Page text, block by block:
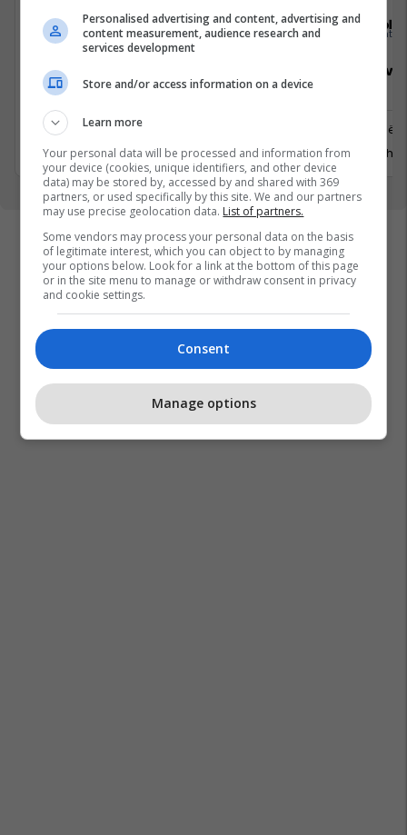
Elkos Group
Specialist Mishi (Kasap)
Ferizaj
3 Gusht 2026
Sales
Prishtinë
29 Gusht
Personalised advertising and content, advertising and
content measurement, audience research and
services development
Store and/or access information on a device
Learn more
Your personal data will be processed and information from
your device (cookies, unique identifiers, and other device
data) may be stored by, accessed by and shared with 369
partners, or used specifically by this site. We and our partners
may use precise geolocation data. List of partners.
Some vendors may process your personal data on the basis
of legitimate interest, which you can object to by managing
your options below. Look for a link at the bottom of this page
or in the site menu to manage or withdraw consent in privacy
and cookie settings.
Consent
Manage options